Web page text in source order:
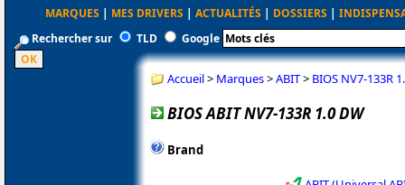
MARQUES | MES DRIVERS | ACTUALITÉS | DOSSIERS |
Rechercher sur
TLD Google
Accueil> Marques>ABIT> BIOS NV7-133R
BIOS ABIT NV7-133R 1.0 DW
Brand